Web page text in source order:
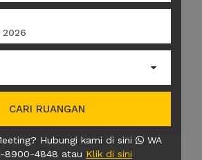
CARI RUANGAN
Hubungi kami di sini
WA
8900-4848 atau Klik di sini